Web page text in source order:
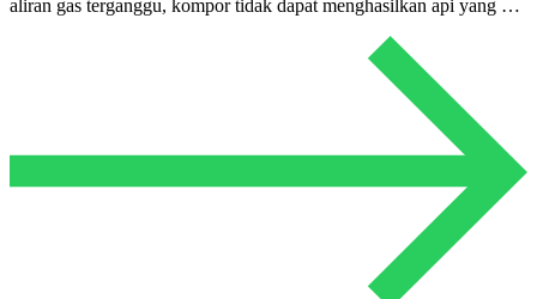
aliran gas terganggu, kompor tidak dapat menghasilkan api yang …